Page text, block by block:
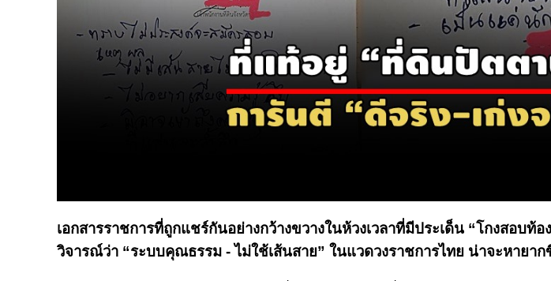
เอกสารราชการที่ถูกแชร์กันอย่างกว้างขวางในห้วงเวลาที่มีประเด็น “โกงสอบท้
วิจารณ์ว่า “ระบบคุณธรรม - ไม่ใช้เส้นสาย” ในแวดวงราชการไทย น่าจะหายา